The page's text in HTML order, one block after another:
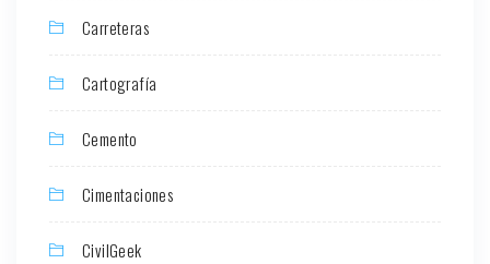
Carreteras
Cartografía
Cemento
Cimentaciones
CivilGeek